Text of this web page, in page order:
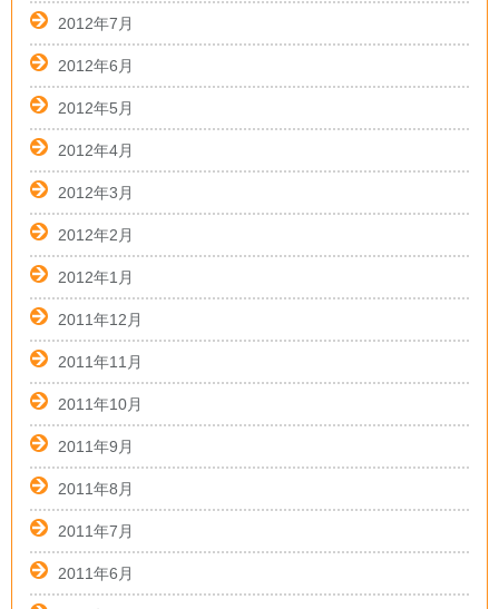
2012年7月
2012年6月
2012年5月
2012年4月
2012年3月
2012年2月
2012年1月
2011年12月
2011年11月
2011年10月
2011年9月
2011年8月
2011年7月
2011年6月